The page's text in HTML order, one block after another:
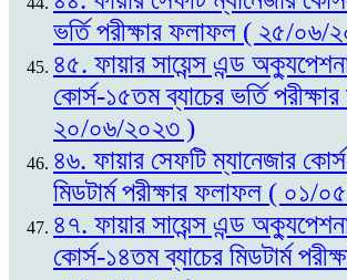
ভর্তি পরীক্ষার ফলাফল ( ২৫/০৬/
৪৫. ফায়ার সায়েন্স এন্ড
কোর্স-১৫তম ব্যাচের ভর্তি
২০/০৬/২০২৩ )
৪৬. ফায়ার সেফটি ম্যানেজার
মিডটার্ম পরীক্ষার ফলাফল ( ০১/
৪৭. ফায়ার সায়েন্স এন্ড
কোর্স-১৪তম ব্যাচের মিডটার্ম